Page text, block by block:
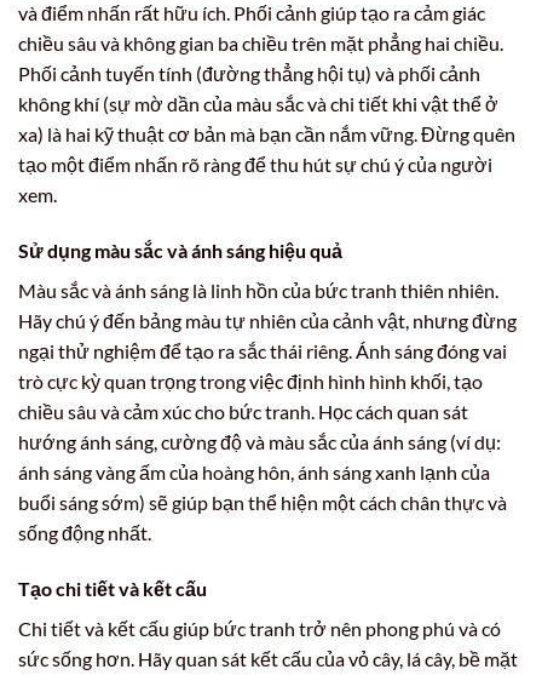
và điểm nhấn rất hữu ích. Phối cảnh giúp tạo ra cảm giác
chiều sâu và không gian ba chiều trên mặt phẳng hai chiều.
Phối cảnh tuyến tính (đường thẳng hội tụ) và phối cảnh
không khí (sự mờ dần của màu sắc và chi tiết khi vật thể ở
xa) là hai kỹ thuật cơ bản mà bạn cần nắm vững. Đừng quên
tạo một điểm nhấn rõ ràng để thu hút sự chú ý của người
xem.
Sử dụng màu sắc và ánh sáng hiệu quả
Màu sắc và ánh sáng là linh hồn của bức tranh thiên nhiên.
Hãy chú ý đến bảng màu tự nhiên của cảnh vật, nhưng đừng
ngại thử nghiệm để tạo ra sắc thái riêng. Ánh sáng đóng vai
trò cực kỳ quan trọng trong việc định hình hình khối, tạo
chiều sâu và cảm xúc cho bức tranh. Học cách quan sát
hướng ánh sáng, cường độ và màu sắc của ánh sáng (ví dụ:
ánh sáng vàng ấm của hoàng hôn, ánh sáng xanh lạnh của
buổi sáng sớm) sẽ giúp bạn thể hiện một cách chân thực và
sống động nhất.
Tạo chi tiết và kết cấu
Chi tiết và kết cấu giúp bức tranh trở nên phong phú và có
sức sống hơn. Hãy quan sát kết cấu của vỏ cây, lá cây, bề mặt